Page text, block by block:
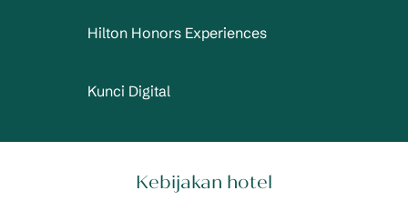
Hilton Honors Experiences
Kunci Digital
Kebijakan hotel